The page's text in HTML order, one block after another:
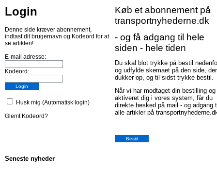
Login
Denne side kræver abonnement,
indtast dit brugernavn og Kodeord for at
se artiklen!
E-mail adresse:
Kodeord:
Husk mig (Automatisk login)
Glemt Kodeord?
Køb et abonnement på
transportnyhederne.dk
- og få adgang til hele
siden - hele tiden
Du skal blot trykke på bestil
og udfylde skemaet på den side, der
dukker op, og til sidst trykke bestil.
Når vi har modtaget din bestilling og
aktiveret dig i vores system, får du
direkte besked på mail - og adgang
alle artikler på
Seneste nyheder